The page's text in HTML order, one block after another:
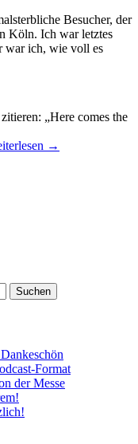
Besucher, der
Köln. Ich war letztes
war ich, wie voll es
„Here comes the
→
Format
der Messe